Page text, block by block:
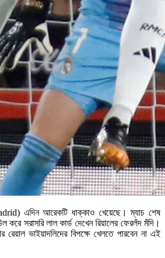
এদিন আরেকটি ধাক্কাও খেয়েছে। ম্যাচ শেষ
সরাসরি লাল কার্ড দেখেন রিয়ালের ফেরলঁদ মঁদি।
রেয়াল ভাইয়াদলিদের বিপক্ষে খেলতে পারবেন না এই